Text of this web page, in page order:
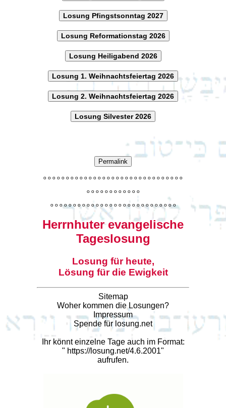
Losung Pfingstsonntag 2027
Losung Reformationstag 2026
Losung Heiligabend 2026
Losung 1. Weihnachtsfeiertag 2026
Losung 2. Weihnachtsfeiertag 2026
Losung Silvester 2026
Permalink
o o o o o o o o o o o o o o o o o o o o o o o o o o o o o o o
o o o o o o o o o o o o
o o o o o o o o o o o o o o o o o o o o o o o o o o o o
Herrnhuter evangelische
Tageslosung
Losung für heute,
Lösung für die Ewigkeit
Sitemap
Woher kommen die Losungen?
Impressum
Spende für losung.net
Ihr könnt einzelne Tage auch im Format:
" https://losung.net/4.6.2001"
aufrufen.